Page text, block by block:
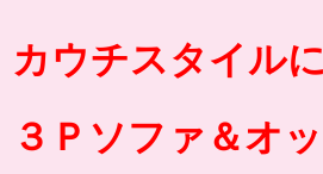
カウチスタイル
３Ｐソファ＆オ